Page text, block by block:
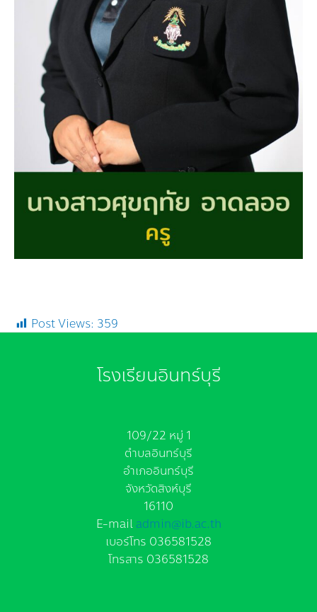
Post Views: 359
โรงเรียนอินทร์บุรี
109/22 หมู่ 1
ตำบลอินทร์บุรี
อำเภออินทร์บุรี
จังหวัดสิงห์บุรี
16110
E-mail admin@ib.ac.th
เบอร์โทร 036581528
โทรสาร 036581528